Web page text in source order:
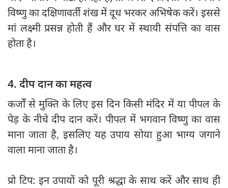
विष्णु का दक्षिणावर्ती शंख में दूध भरकर अभिषेक करें। इससे
मां लक्ष्मी प्रसन्न होती हैं और घर में स्थायी संपत्ति का वास
होता है।
4. दीप दान का महत्व
कर्जों से मुक्ति के लिए इस दिन किसी मंदिर में या पीपल के
पेड़ के नीचे दीप दान करें। पीपल में भगवान विष्णु का वास
माना जाता है, इसलिए यह उपाय सोया हुआ भाग्य जगाने
वाला माना जाता है।
प्रो टिप: इन उपायों को पूरी श्रद्धा के साथ करें और साथ ही